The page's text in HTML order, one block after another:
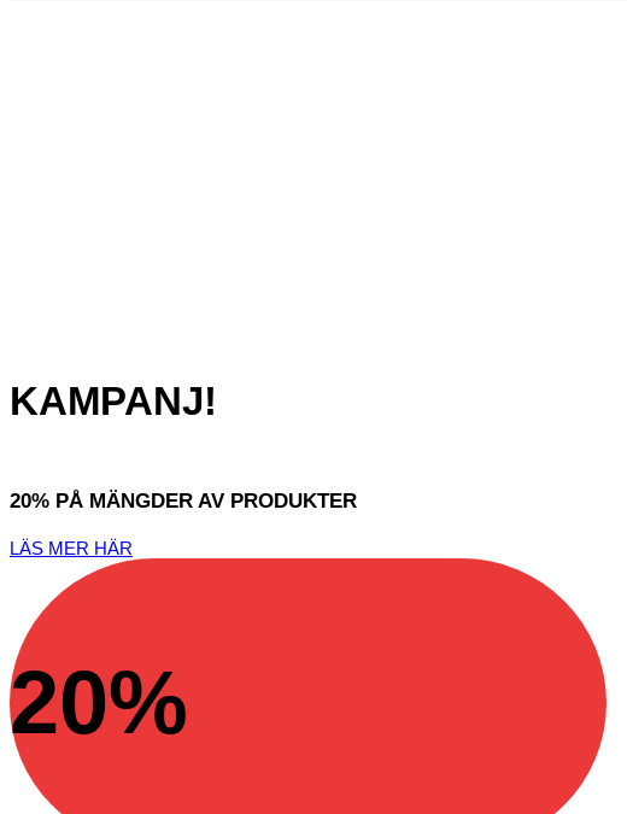
KAMPANJ!
20% PÅ MÄNGDER AV PRODUKTER
LÄS MER HÄR
20%